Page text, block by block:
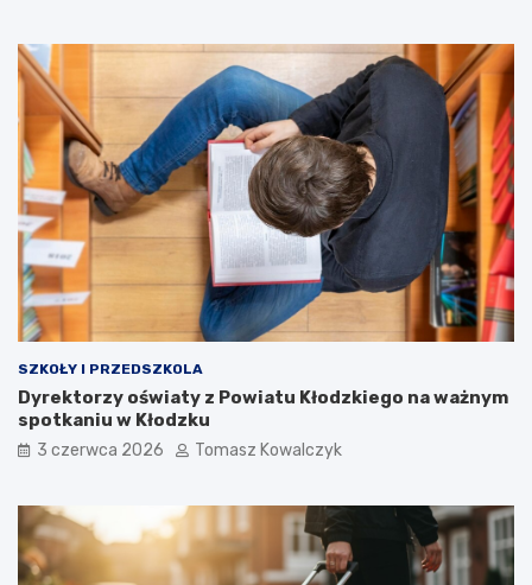
SZKOŁY I PRZEDSZKOLA
Dyrektorzy oświaty z Powiatu Kłodzkiego na ważnym
spotkaniu w Kłodzku
3 czerwca 2026 Tomasz Kowalczyk